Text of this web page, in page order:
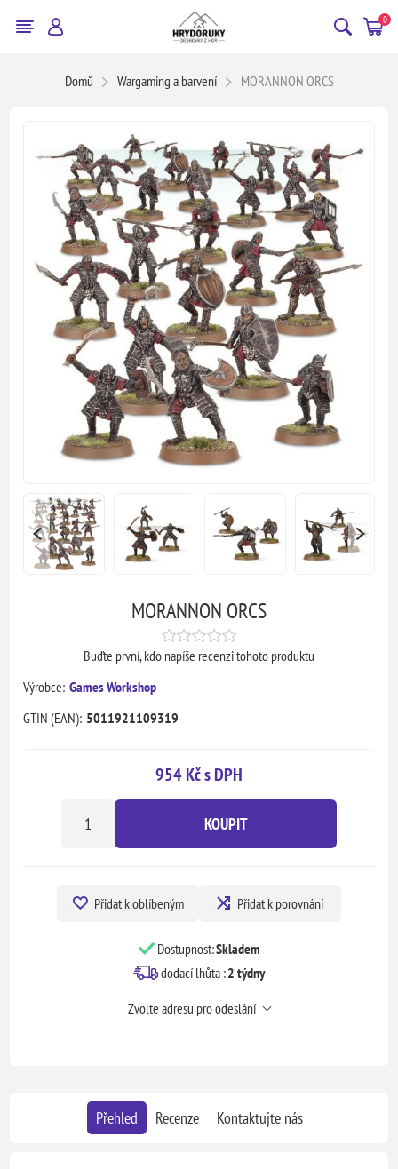
0
Domů Wargaming a barvení MORANNON ORCS
MORANNON ORCS
Buďte první, kdo napíše recenzi tohoto produktu
Výrobce: Games Workshop
GTIN (EAN): 5011921109319
954 Kč s DPH
KOUPIT
Přidat k oblíbeným Přidat k porovnání
Dostupnost:Skladem
dodací lhůta :2 týdny
Zvolte adresu pro odeslání
Přehled Recenze Kontaktujte nás